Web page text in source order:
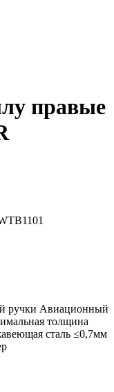
правые
ручки Авиационный
толщина
сталь ≤0,7мм